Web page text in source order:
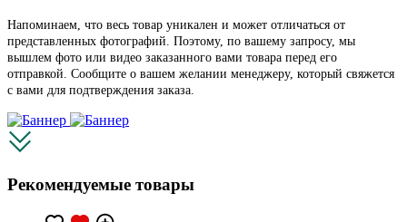
Напоминаем, что весь товар уникален и может отличаться от
представленных фотографий. Поэтому, по вашему запросу, мы
вышлем фото или видео заказанного вами товара перед его
отправкой. Сообщите о вашем желании менеджеру, который свяжется
с вами для подтверждения заказа.
Рекомендуемые товары